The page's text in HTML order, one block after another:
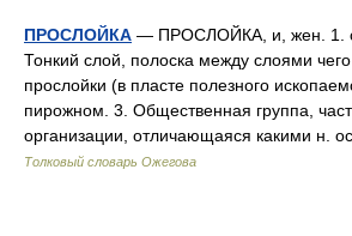
ПРОСЛОЙКА — ПРОСЛОЙКА, и, жен. 1.
Тонкий слой, полоска между слоями
прослойки (в пласте полезного
пирожном. 3. Общественная группа,
организации, отличающаяся какими н.
Толковый словарь Ожегова